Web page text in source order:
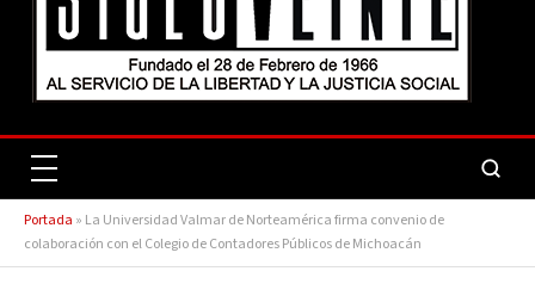
Portada » La Universidad Valmar de Norteamérica firma convenio de
colaboración con el Colegio de Contadores Públicos de Michoacán